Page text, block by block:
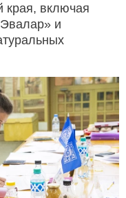
края, включая
и